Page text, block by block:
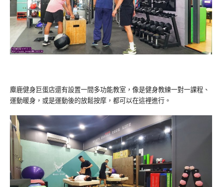
麋鹿健身巨蛋店還有設置一間多功能教室，像是健身教練一對一課程、
運動暖身，或是運動後的放鬆按摩，都可以在這裡進行。